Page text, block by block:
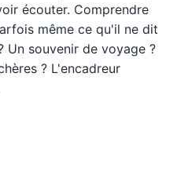
écouter. Comprendre
même ce qu'il ne dit
Un souvenir de voyage ?
? L'encadreur